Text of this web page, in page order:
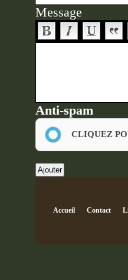
Message
Anti-spam
CLIQUEZ
Accueil Contact